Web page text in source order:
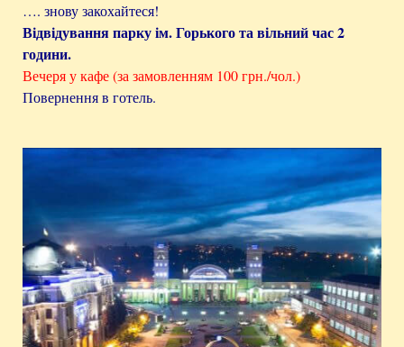
…. знову закохайтеся!
Відвідування парку ім. Горького та вільний час 2
години.
Вечеря у кафе (за замовленням 100 грн./чол.)
Повернення в готель.